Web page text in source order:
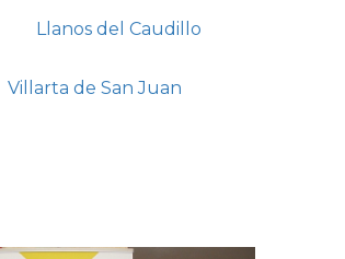
Llanos del Caudillo
Villarta de San Juan